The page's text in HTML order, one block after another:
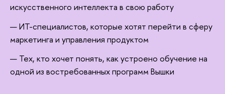
искусственного интеллекта в свою работу
ИТ-специалистов, которые хотят перейти в сферу
маркетинга и управления продуктом
Тех, кто хочет понять, как устроено обучение на
одной из востребованных программ Вышки